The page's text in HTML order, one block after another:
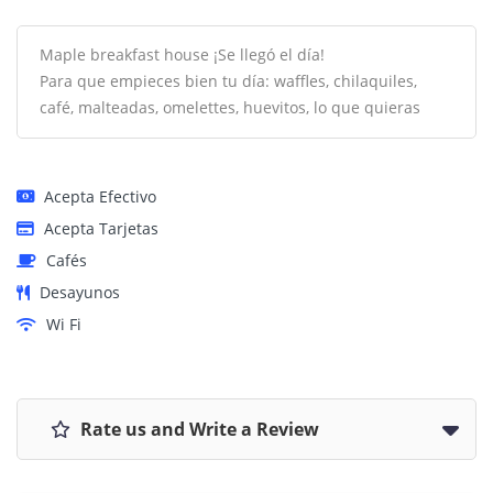
Maple breakfast house ¡Se llegó el día!
Para que empieces bien tu día: waffles, chilaquiles,
café, malteadas, omelettes, huevitos, lo que quieras
Acepta Efectivo
Acepta Tarjetas
Cafés
Desayunos
Wi Fi
Rate us and Write a Review